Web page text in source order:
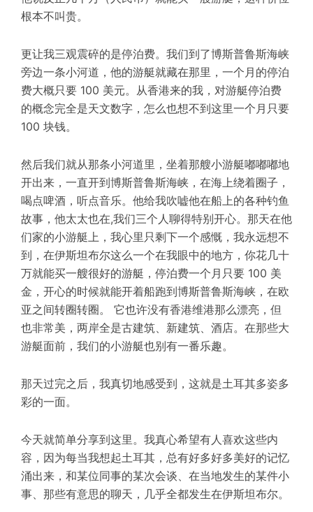
根本不叫贵。
更让我三观震碎的是停泊费。我们到了博斯普鲁斯海峡
旁边一条小河道，他的游艇就藏在那里，一个月的停泊
费大概只要 100 美元。从香港来的我，对游艇停泊费
的概念完全是天文数字，怎么也想不到这里一个月只要
100 块钱。
然后我们就从那条小河道里，坐着那艘小游艇嘟嘟嘟地
开出来，一直开到博斯普鲁斯海峡，在海上绕着圈子，
喝点啤酒，听点音乐。他给我吹嘘他在船上的各种钓鱼
故事，他太太也在,我们三个人聊得特别开心。那天在他
们家的小游艇上，我心里只剩下一个感慨，我永远想不
到，在伊斯坦布尔这么一个在我眼中的地方，你花几十
万就能买一艘很好的游艇，停泊费一个月只要 100 美
金，开心的时候就能开着船跑到博斯普鲁斯海峡，在欧
亚之间转圈转圈。 它也许没有香港维港那么漂亮，但
也非常美，两岸全是古建筑、新建筑、酒店。在那些大
游艇面前，我们的小游艇也别有一番乐趣。
那天过完之后，我真切地感受到，这就是土耳其多姿多
彩的一面。
今天就简单分享到这里。我真心希望有人喜欢这些内
容，因为每当我想起土耳其，总有好多好多美好的记忆
涌出来，和某位同事的某次会谈、在当地发生的某件小
事、那些有意思的聊天，几乎全都发生在伊斯坦布尔。